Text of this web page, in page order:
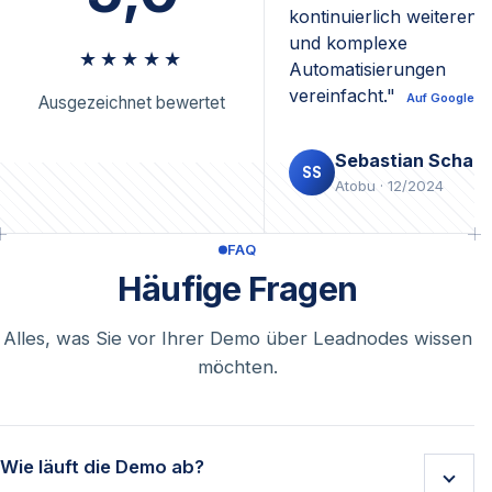
★★★★★
Ausgezeichnet bewertet
kontinuierlich
und komplexe
Automatisierungen
vereinfacht."
Auf Google
SS
Sebastian
Atobu · 12/2024
FAQ
Häufige Fragen
Alles, was Sie vor Ihrer Demo über Leadnodes wissen
möchten.
Wie läuft die Demo ab?